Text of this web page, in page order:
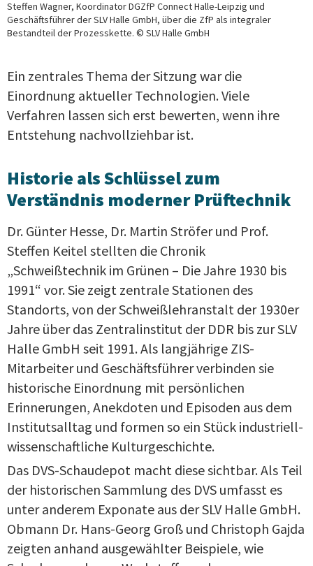
Steffen Wagner, Koordinator DGZfP Connect Halle-Leipzig und
Geschäftsführer der SLV Halle GmbH, über die ZfP als integraler
Bestandteil der Prozesskette. © SLV Halle GmbH
Ein zentrales Thema der Sitzung war die
Einordnung aktueller Technologien. Viele
Verfahren lassen sich erst bewerten, wenn ihre
Entstehung nachvollziehbar ist.
Historie als Schlüssel zum
Verständnis moderner Prüftechnik
Dr. Günter Hesse, Dr. Martin Ströfer und Prof.
Steffen Keitel stellten die Chronik
„Schweißtechnik im Grünen – Die Jahre 1930 bis
1991“ vor. Sie zeigt zentrale Stationen des
Standorts, von der Schweißlehranstalt der 1930er
Jahre über das Zentralinstitut der DDR bis zur SLV
Halle GmbH seit 1991. Als langjährige ZIS-
Mitarbeiter und Geschäftsführer verbinden sie
historische Einordnung mit persönlichen
Erinnerungen, Anekdoten und Episoden aus dem
Institutsalltag und formen so ein Stück industriell-
wissenschaftliche Kulturgeschichte.
Das DVS-Schaudepot macht diese sichtbar. Als Teil
der historischen Sammlung des DVS umfasst es
unter anderem Exponate aus der SLV Halle GmbH.
Obmann Dr. Hans-Georg Groß und Christoph Gajda
zeigten anhand ausgewählter Beispiele, wie